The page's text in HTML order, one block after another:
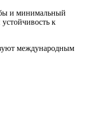
и минимальный
к
международным